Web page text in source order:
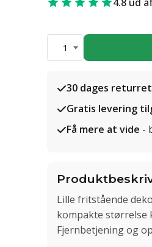
1
30 dages returret
Gratis levering
Få mere at vide -
Lille fritstående
kompakte størrelse
Fjernbetjening og